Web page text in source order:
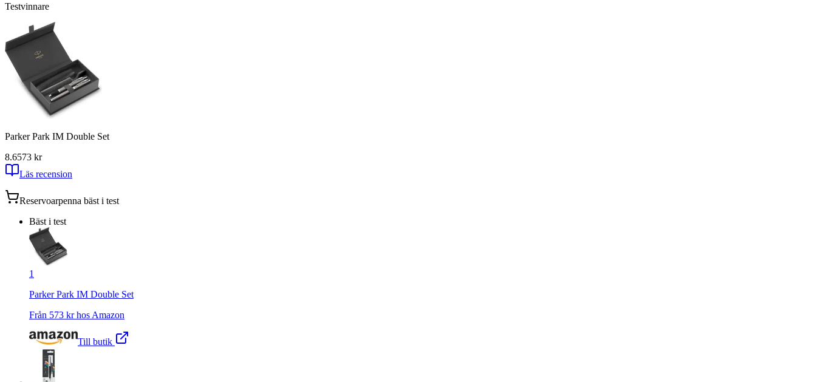
Testvinnare
Parker Park IM Double Set
8.6573 kr
Läs recension
Reservoarpenna bäst i test
Bäst i test
1
Parker Park IM Double Set
Från 573 kr hos Amazon
Till butik